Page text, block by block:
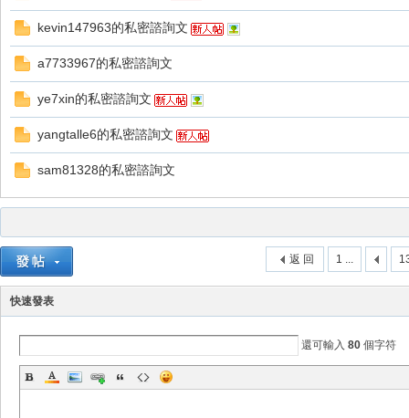
kevin147963的私密諮詢文
a7733967的私密諮詢文
ye7xin的私密諮詢文
yangtalle6的私密諮詢文
sam81328的私密諮詢文
1 ...
返 回
快速發表
還可輸入 80 個字符